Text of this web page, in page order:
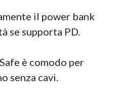
il power bank
se supporta PD.
è comodo per
senza cavi.